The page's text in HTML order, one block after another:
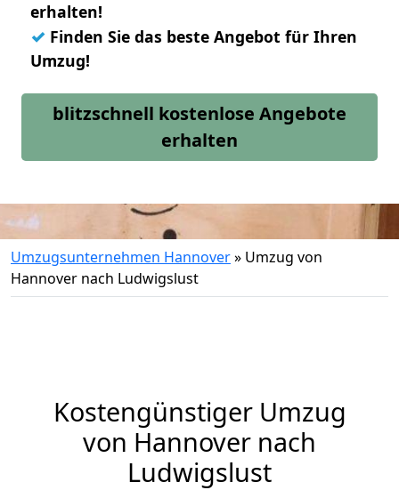
erhalten!
✓ Finden Sie das beste Angebot für Ihren
Umzug!
blitzschnell kostenlose Angebote
erhalten
Umzugsunternehmen Hannover» Umzug von
Hannover nach Ludwigslust
Kostengünstiger Umzug
von Hannover nach
Ludwigslust